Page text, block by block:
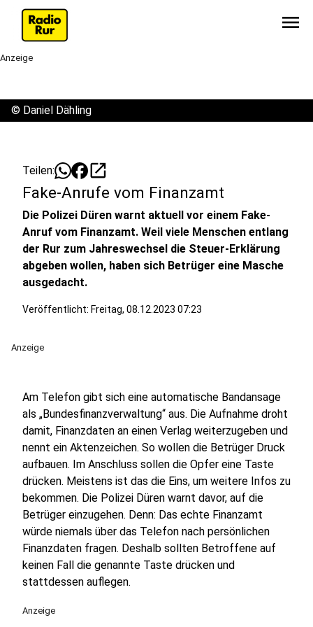
menu
Anzeige
© Daniel Dähling
Teilen: open_in_new
Fake-Anrufe vom Finanzamt
Die Polizei Düren warnt aktuell vor einem Fake-
Anruf vom Finanzamt. Weil viele Menschen entlang
der Rur zum Jahreswechsel die Steuer-Erklärung
abgeben wollen, haben sich Betrüger eine Masche
ausgedacht.
Veröffentlicht: Freitag, 08.12.2023 07:23
Anzeige
Am Telefon gibt sich eine automatische Bandansage
als „Bundesfinanzverwaltung“ aus. Die Aufnahme droht
damit, Finanzdaten an einen Verlag weiterzugeben und
nennt ein Aktenzeichen. So wollen die Betrüger Druck
aufbauen. Im Anschluss sollen die Opfer eine Taste
drücken. Meistens ist das die Eins, um weitere Infos zu
bekommen. Die Polizei Düren warnt davor, auf die
Betrüger einzugehen. Denn: Das echte Finanzamt
würde niemals über das Telefon nach persönlichen
Finanzdaten fragen. Deshalb sollten Betroffene auf
keinen Fall die genannte Taste drücken und
stattdessen auflegen.
Anzeige